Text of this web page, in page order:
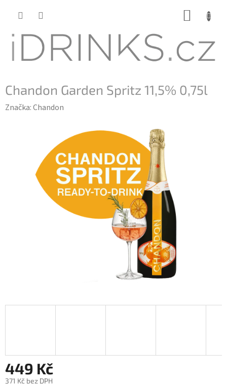
Chandon Garden Spritz 11,5% 0,75l
Značka:Chandon
449 Kč
371 Kč bez DPH